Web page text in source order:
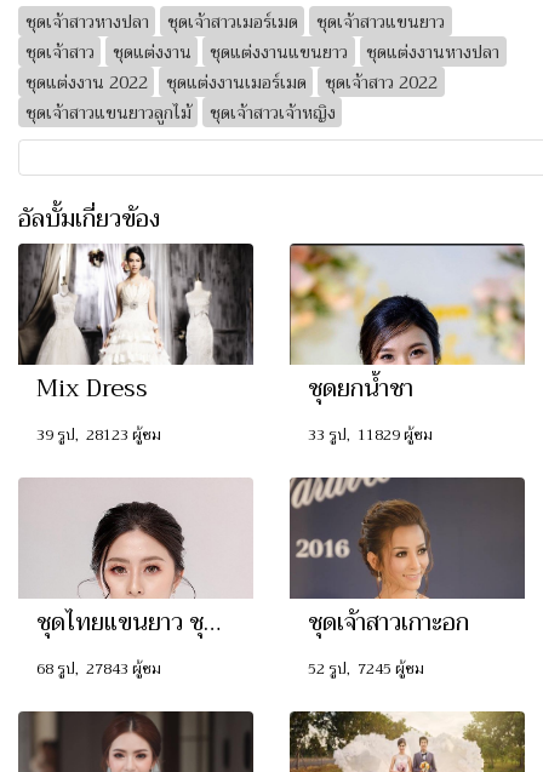
ชุดเจ้าสาวหางปลา ชุดเจ้าสาวเมอร์เมด
ชุดเจ้าสาวแขนยาว
ชุดเจ้าสาว
ชุดแต่งงาน ชุดแต่งงานแขนยาว
ชุดแต่งงานหางปลา
ชุดแต่งงาน 2022
ชุดแต่งงานเมอร์เมด
ชุดเจ้าสาว 2022
ชุดเจ้าสาวแขนยาวลูกไม้
ชุดเจ้าสาวเจ้าหญิง
อัลบั้มเกี่ยวข้อง
Mix Dress
39 รูป, 28123 ผู้ชม
ชุดยกน้ำชา
33 รูป, 11829 ผู้ชม
ชุดไทยแขนยาว ชุดเจ้าสาวศิวาลัย ไทยบรมพิมาน ไทยประยุกต์
68 รูป, 27843 ผู้ชม
ชุดเจ้าสาวเกาะอก
52 รูป, 7245 ผู้ชม